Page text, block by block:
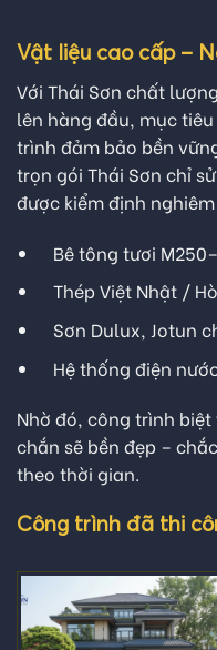
Vật liệu cao cấp –
Với Thái Sơn chất
lên hàng đầu, mục
trình đảm bảo bền
trọn gói Thái Sơn chỉ
được kiểm định
Bê tông tươi
Thép Việt Nhật /
Sơn Dulux, Jotun
Hệ thống điện
Nhờ đó, công trình
chắn sẽ bền đẹp –
theo thời gian.
Công trình đã thi